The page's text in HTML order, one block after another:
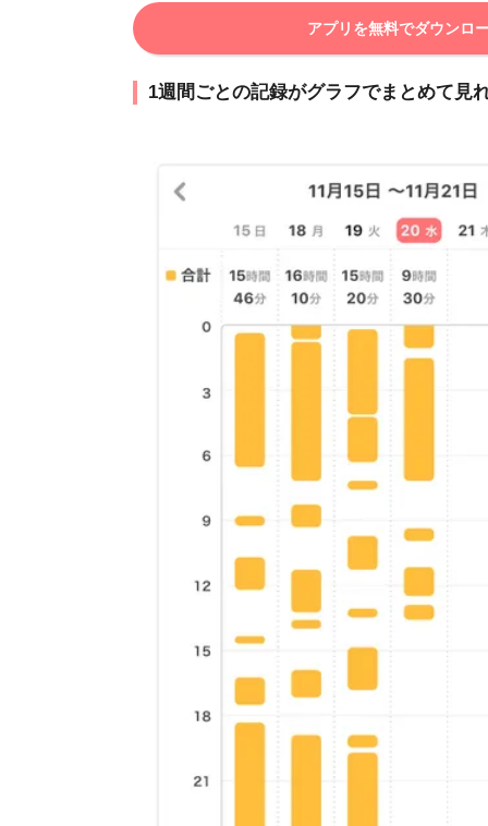
アプリを無料でダウンロ
1週間ごとの記録がグラフでまとめて見